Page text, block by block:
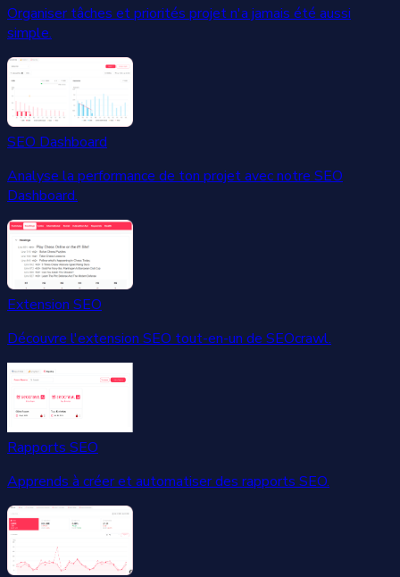
Organiser tâches et priorités projet n'a jamais été aussi
simple.
SEO Dashboard
Analyse la performance de ton projet avec notre SEO
Dashboard.
Extension SEO
Découvre l'extension SEO tout-en-un de SEOcrawl.
Rapports SEO
Apprends à créer et automatiser des rapports SEO.